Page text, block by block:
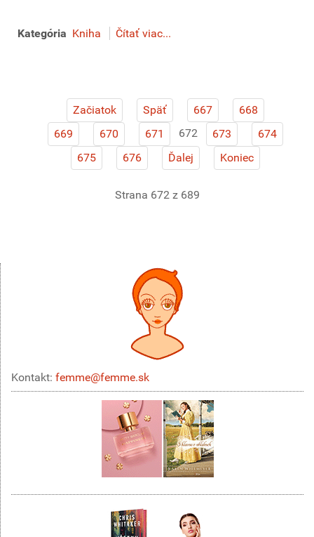
Kategória Kniha Čítať viac...
Začiatok Späť 667
668
669
670 671 672 673
674
675
676 Ďalej Koniec
Strana 672 z 689
Kontakt: femme@femme.sk